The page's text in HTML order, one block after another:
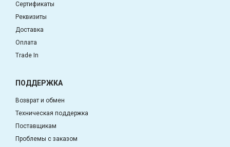
Сертификаты
Реквизиты
Доставка
Оплата
Trade In
ПОДДЕРЖКА
Возврат и обмен
Техническая поддержка
Поставщикам
Проблемы с заказом